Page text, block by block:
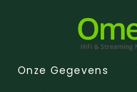
Onze Gegevens